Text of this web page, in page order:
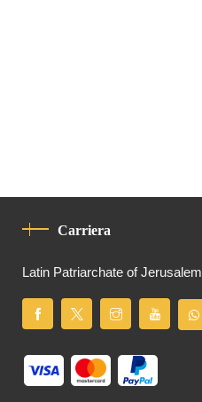
Carriera
Latin Patriarchate of Jerusalem